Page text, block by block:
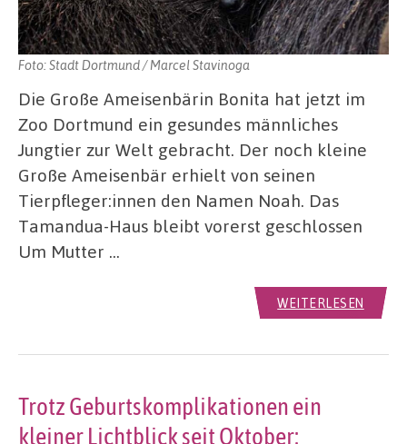
Foto: Stadt Dortmund / Marcel Stavinoga
Die Große Ameisenbärin Bonita hat jetzt im
Zoo Dortmund ein gesundes männliches
Jungtier zur Welt gebracht. Der noch kleine
Große Ameisenbär erhielt von seinen
Tierpfleger:innen den Namen Noah. Das
Tamandua-Haus bleibt vorerst geschlossen
Um Mutter …
WEITERLESEN
Trotz Geburtskomplikationen ein
kleiner Lichtblick seit Oktober: